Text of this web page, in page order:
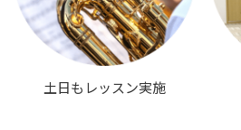
土日もレッスン実施